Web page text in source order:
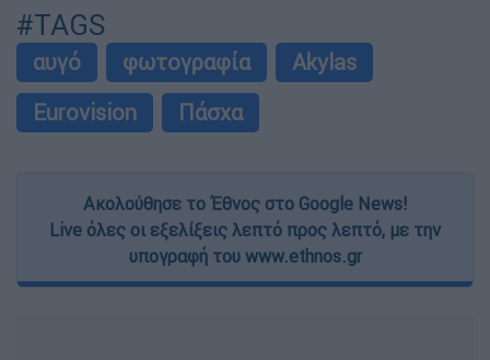
#TAGS
αυγό φωτογραφία
Akylas
Eurovision
Πάσχα
Ακολούθησε το Έθνος στο Google News!
Live όλες οι εξελίξεις λεπτό προς λεπτό, με την
υπογραφή του www.ethnos.gr